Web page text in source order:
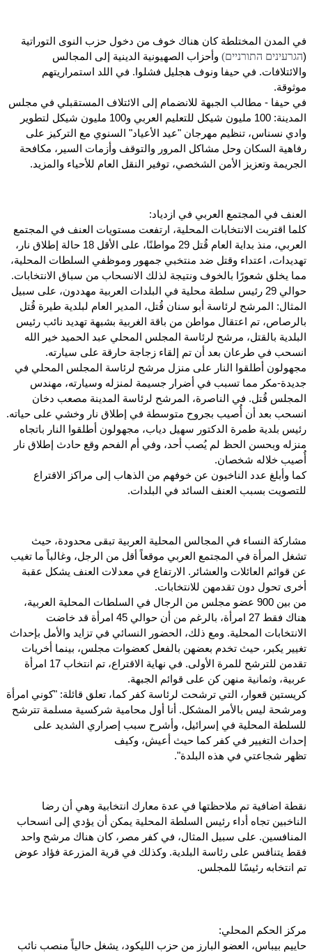
في المدن المختلطة كان هناك خوف من دخول حزب النوى التوراتية
(הגרעינים התורניים) وأحزاب الصهيونية الدينية إلى المجالس
والائتلافات. في حيفا ونوف هجليل فشلوا. في اللد استمراريتهم
موثوقة.
في حيفا - مطالب الجبهة للانضمام إلى الائتلاف المستقبلي في مجلس
المدينة: 100 مليون شيكل للتعليم العربي و100 مليون شيكل لتطوير
وادي نسناس، تنظيم مهرجان "عيد الأعياد" السنوي مع التركيز على
رفاهية السكان وحل مشاكل المرور والتوقف وأزمات السير، مكافحة
الجريمة وتعزيز الأمن الشخصي، توفير النقل العام للأحياء والمزيد.
العنف في المجتمع العربي في ازدياد:
كلما اقتربت الانتخابات المحلية، ارتفعت مستويات العنف في المجتمع
العربي، منذ بداية العام قُتل 29 مواطنًا، على الأقل 18 حالة إطلاق نار،
تهديدات، اعتداء وقتل ضد منتخبي جمهور وموظفي السلطات المحلية،
مما يخلق شعورًا بالخوف ونتيجة لذلك الانسحاب من سباق الانتخابات.
حوالي 29 رئيس سلطة محلية في البلدات العربية مهددون، على سبيل
المثال: المرشح لرئاسة أبو سنان قُتل، المدير العام لبلدية طيرة قُتل
بالرصاص، تم اعتقال مواطن من باقة الغربية بشبهة تهديد نائب رئيس
البلدية بالقتل، مرشح لرئاسة المجلس المحلي عبد الحميد خير الله
انسحب في طرعان بعد أن تم إلقاء زجاجة حارقة على سيارته.
مجهولون أطلقوا النار على منزل مرشح لرئاسة المجلس المحلي في
جديدة-مكر مما تسبب في أضرار جسيمة لمنزله وسيارته، مهندس
المجلس قُتل. في الناصرة، المرشح لرئاسة المدينة مصعب دخان
انسحب بعد أن أُصيب بجروح متوسطة في إطلاق نار وخشي على حياته.
رئيس بلدية طمرة الدكتور سهيل دياب، مجهولون أطلقوا النار باتجاه
منزله وبحسن الحظ لم يُصب أحد، وفي أم الفحم وقع حادث إطلاق نار
أُصيب خلاله شخصان.
كما وأبلغ عدد الناخبون عن خوفهم من الذهاب إلى مراكز الاقتراع
للتصويت بسبب العنف السائد في البلدات.
مشاركة النساء في المجالس المحلية العربية تبقى محدودة، حيث
تشغل المرأة في المجتمع العربي موقعاً أقل من الرجل، وغالباً ما تغيب
عن قوائم العائلات والعشائر. الارتفاع في معدلات العنف يشكل عقبة
أخرى تحول دون تقدمهن للانتخابات.
من بين 900 عضو مجلس من الرجال في السلطات المحلية العربية،
هناك فقط 27 امرأة، بالرغم من أن حوالي 45 امرأة قد خاضت
الانتخابات المحلية. ومع ذلك، الحضور النسائي في تزايد والأمل بإحداث
تغيير يكبر، حيث تخدم بعضهن بالفعل كعضوات مجلس، بينما أخريات
تقدمن للترشح للمرة الأولى. في نهاية الاقتراع، تم انتخاب 17 امرأة
عربية، وثمانية منهن كن على قوائم الجبهة.
كريستين قعوار، التي ترشحت لرئاسة كفر كما، تعلق قائلة: "كوني امرأة
ومرشحة ليس بالأمر المشكل. أنا أول محامية شركسية مسلمة تترشح
للسلطة المحلية في إسرائيل، وأشرح سبب إصراري الشديد على
إحداث التغيير في كفر كما حيث أعيش، وكيف
تظهر شجاعتي في هذه البلدة".
نقطة اضافية تم ملاحظتها في عدة معارك انتخابية وهي أن رضا
الناخبين تجاه أداء رئيس السلطة المحلية يمكن أن يؤدي إلى انسحاب
المنافسين. على سبيل المثال، في كفر مصر، كان هناك مرشح واحد
فقط يتنافس على رئاسة البلدية. وكذلك في قرية المزرعة فؤاد عوض
تم انتخابه رئيسًا للمجلس.
مركز الحكم المحلي:
حاييم بيباس، العضو البارز من حزب الليكود، يشغل حالياً منصب نائب